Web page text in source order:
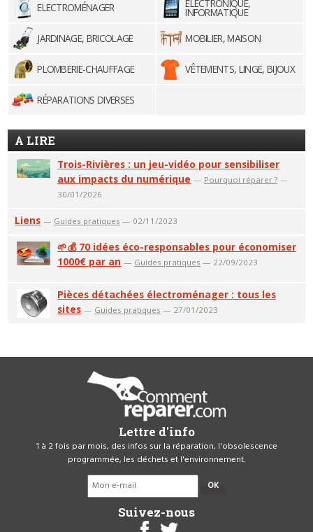
ELECTROMÉNAGER ELECTRONIQUE,
INFORMATIQUE
JARDINAGE, BRICOLAGE
MOBILIER, MAISON
PLOMBERIE-CHAUFFAGE VÊTEMENTS, LINGE, BIJOUX
RÉPARATIONS DIVERSES
A LIRE
Trois-Rivières : un jeu-vidéo pour sensibiliser
aux impacts du numérique — Pourquoi réparer ? —
30/01/2026
Liens — Guides pratiques — 02/11/2023
🌱💰 70 idées éco-responsables pour économiser
1000€ par an — Guides pratiques — 22/09/2023
Pièces détachées électroménager : tous les
sites — Guides pratiques — 27/01/2023
Lettre d'info
1 à 2 fois par mois, des infos sur la réparation, l'obsolescence
programmée, les déchets et l'environnement.
OK
Suivez-nous